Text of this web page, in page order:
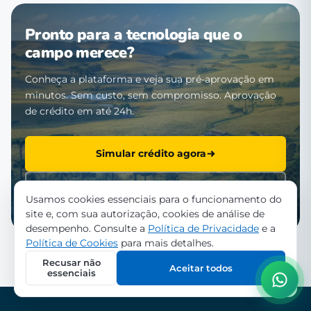
Pronto para a tecnologia que o
campo merece?
Conheça a plataforma e veja sua pré-aprovação em
minutos. Sem custo, sem compromisso. Aprovação
de crédito em até 24h.
Simular crédito agora
Usamos cookies essenciais para o funcionamento do
site e, com sua autorização, cookies de análise de
desempenho. Consulte a Política de Privacidade e a
Política de Cookies para mais detalhes.
Recusar não
essenciais
Aceitar todos